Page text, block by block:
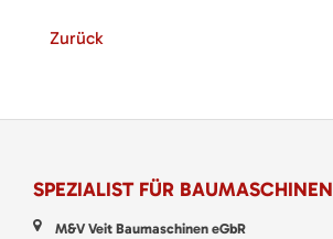
Zurück
SPEZIALIST FÜR BAUMASCHINEN
M&V Veit Baumaschinen eGbR